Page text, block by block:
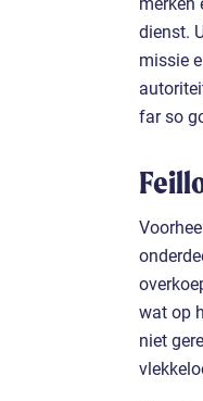
dienst.
missie
far so
wat op
niet